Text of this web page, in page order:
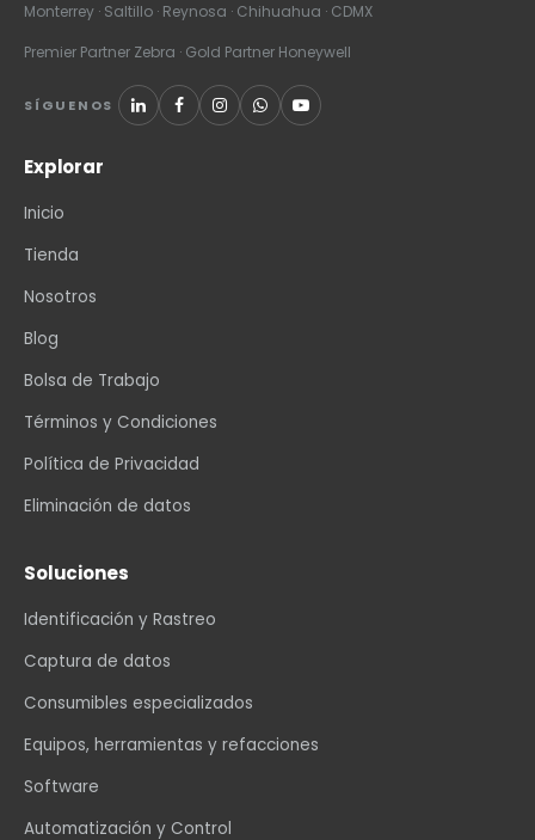
Monterrey · Saltillo · Reynosa · Chihuahua · CDMX
Premier Partner Zebra · Gold Partner Honeywell
SÍGUENOS
Explorar
Inicio
Tienda
Nosotros
Blog
Bolsa de Trabajo
Términos y Condiciones
Política de Privacidad
Eliminación de datos
Soluciones
Identificación y Rastreo
Captura de datos
Consumibles especializados
Equipos, herramientas y refacciones
Software
Automatización y Control